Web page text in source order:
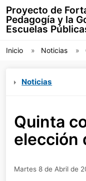
Proyecto de
Pedagogía y la
Escuelas
Inicio Noticias
Noticias
Quinta
elección
Martes 8 de Abril de